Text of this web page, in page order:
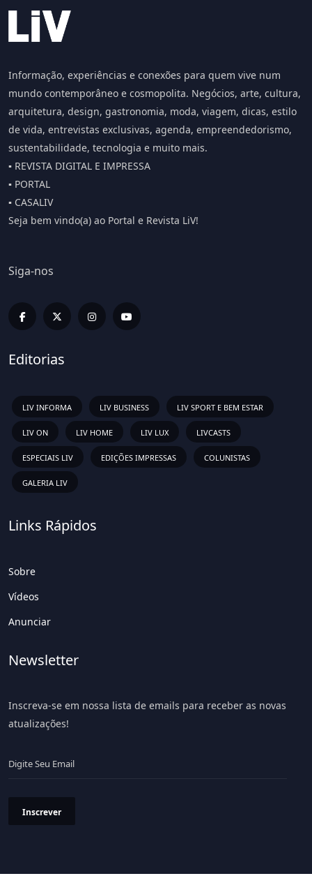
Informação, experiências e conexões para quem vive num
mundo contemporâneo e cosmopolita. Negócios, arte, cultura,
arquitetura, design, gastronomia, moda, viagem, dicas, estilo
de vida, entrevistas exclusivas, agenda, empreendedorismo,
sustentabilidade, tecnologia e muito mais.
▪️ REVISTA DIGITAL E IMPRESSA
▪️ PORTAL
▪️ CASALIV
Seja bem vindo(a) ao Portal e Revista LiV!
Siga-nos
Editorias
LIV INFORMA LIV BUSINESS LIV SPORT E BEM ESTAR
LIV ON LIV HOME LIV LUX LIVCASTS
ESPECIAIS LIV EDIÇÕES IMPRESSAS COLUNISTAS
GALERIA LIV
Links Rápidos
Sobre
Vídeos
Anunciar
Newsletter
Inscreva-se em nossa lista de emails para receber as novas
atualizações!
Inscrever